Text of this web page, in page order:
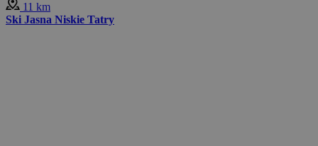
11 km
Ski Jasna Niskie Tatry